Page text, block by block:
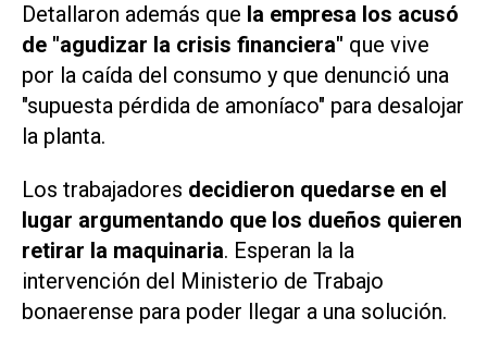
Detallaron además que la empresa los acusó
de "agudizar la crisis financiera" que vive
por la caída del consumo y que denunció una
"supuesta pérdida de amoníaco" para desalojar
la planta.
Los trabajadores decidieron quedarse en el
lugar argumentando que los dueños quieren
retirar la maquinaria. Esperan la la
intervención del Ministerio de Trabajo
bonaerense para poder llegar a una solución.